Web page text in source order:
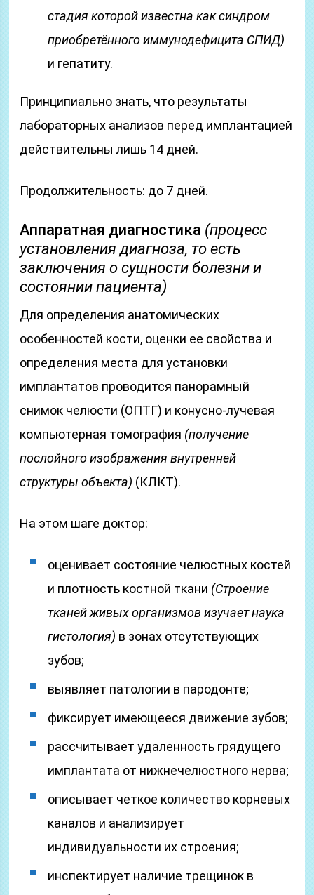
стадия которой известна как синдром
приобретённого иммунодефицита СПИД)
и гепатиту.
Принципиально знать, что результаты
лабораторных анализов перед имплантацией
действительны лишь 14 дней.
Продолжительность: до 7 дней.
Аппаратная диагностика (процесс
установления диагноза, то есть
заключения о сущности болезни и
состоянии пациента)
Для определения анатомических
особенностей кости, оценки ее свойства и
определения места для установки
имплантатов проводится панорамный
снимок челюсти (ОПТГ) и конусно-лучевая
компьютерная томография (получение
послойного изображения внутренней
структуры объекта) (КЛКТ).
На этом шаге доктор:
оценивает состояние челюстных костей
и плотность костной ткани (Строение
тканей живых организмов изучает наука
гистология) в зонах отсутствующих
зубов;
выявляет патологии в пародонте;
фиксирует имеющееся движение зубов;
рассчитывает удаленность грядущего
имплантата от нижнечелюстного нерва;
описывает четкое количество корневых
каналов и анализирует
индивидуальности их строения;
инспектирует наличие трещинок в